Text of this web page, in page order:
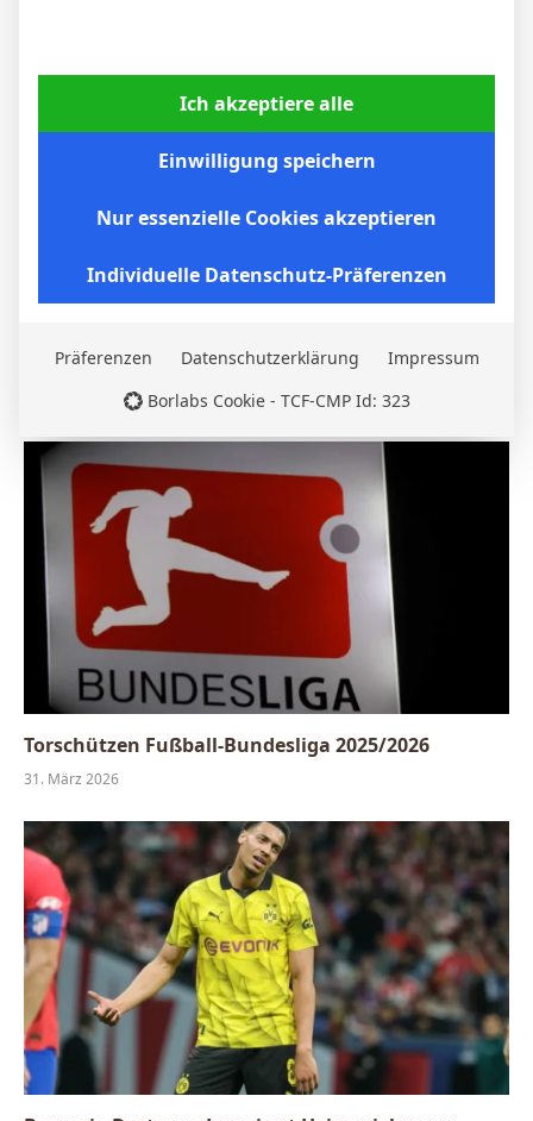
Stuttgart: BVB setzt sich 2:0 durch
Torschützen Fußball-Bundesliga 2025/2026
31. März 2026
Ich akzeptiere alle
Einwilligung speichern
Nur essenzielle Cookies akzeptieren
Individuelle Datenschutz-Präferenzen
Präferenzen Datenschutzerklärung
Impressum
Borlabs Cookie - TCF-CMP Id: 323